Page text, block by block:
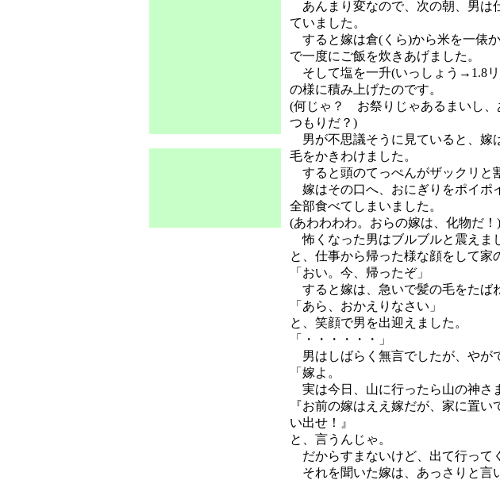
あんまり変なので、次の朝、男は
ていました。
すると嫁は倉(くら)から米を一俵
で一度にご飯を炊きあげました。
そして塩を一升(いっしょう→1.8
の様に積み上げたのです。
(何じゃ？ お祭りじゃあるまいし、
つもりだ？)
男が不思議そうに見ていると、嫁
毛をかきわけました。
すると頭のてっぺんがザックリと
嫁はその口へ、おにぎりをポイポ
全部食べてしまいました。
(あわわわわ。おらの嫁は、化物だ！)
怖くなった男はブルブルと震えま
と、仕事から帰った様な顔をして家
「おい。今、帰ったぞ」
すると嫁は、急いで髪の毛をたば
「あら、おかえりなさい」
と、笑顔で男を出迎えました。
「・・・・・・」
男はしばらく無言でしたが、やが
「嫁よ。
実は今日、山に行ったら山の神さ
『お前の嫁はええ嫁だが、家に置
い出せ！』
と、言うんじゃ。
だからすまないけど、出て行って
それを聞いた嫁は、あっさりと言